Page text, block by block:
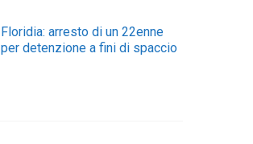
Floridia: arresto di un 22enne
per detenzione a fini di spaccio